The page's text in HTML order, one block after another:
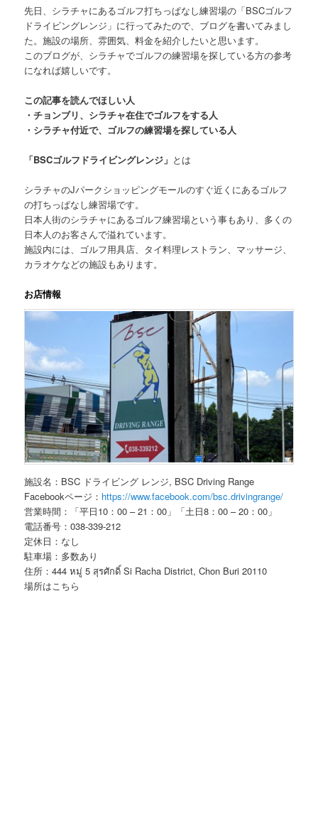
先日、 シラチャにあるゴルフ打ちっぱなし練習場の「BSCゴルフ
ドライビングレンジ」 に行ってみたので、ブログを書いてみまし
た。施設の場所、雰囲気、料金を紹介したいと思います。
このブログが、シラチャでゴルフの練習場を探している方の参考
になれば嬉しいです。
この記事を読んでほしい人
・チョンブリ、シラチャ在住でゴルフをする人
・シラチャ付近で、ゴルフの練習場を探している人
「BSCゴルフドライビングレンジ」 とは
シラチャのJパークショッピングモールのすぐ近くにあるゴルフ
の打ちっぱなし練習場です。
日本人街のシラチャにあるゴルフ練習場という事もあり、多くの
日本人のお客さんで溢れています。
施設内には、ゴルフ用具店、タイ料理レストラン、マッサージ、
カラオケなどの施設もあります。
お店情報
施設名：BSC ドライビング レンジ, BSC Driving Range
Facebookページ： https://www.facebook.com/bsc.drivingrange/
営業時間：「平日10：00 – 21：00」「土日8：00 – 20：00」
電話番号：038-339-212
定休日：なし
駐車場：多数あり
住所：444 หมู่ 5 สุรศักดิ์ Si Racha District, Chon Buri 20110
場所はこちら